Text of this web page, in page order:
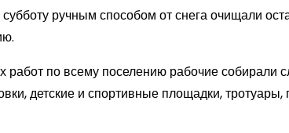
ручным способом от снега очищали
работ по всему поселению рабочие
детские и спортивные площадки,